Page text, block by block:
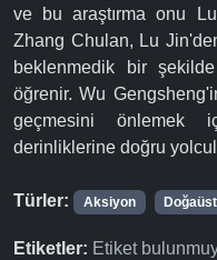
ve bu araştırma onu
Zhang Chulan, Lu
beklenmedik bir
öğrenir. Wu
geçmesini önlemek
derinliklerine doğru
Türler: Aksiyon
Etiketler: Etiket